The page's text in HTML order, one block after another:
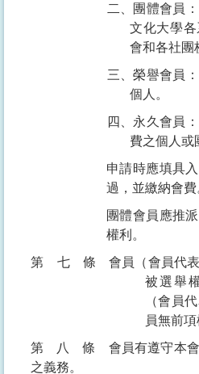
二、團體會員
文化大學
會和各社團
三、榮譽會員
個人。
四、永久會員
費之個人或
申請時應填具
過，並繳納會費
團體會員應推
權利。
第七條 會員（會員代
被選舉
（會員
員無前項
第八條 會員有遵守本
之義務。